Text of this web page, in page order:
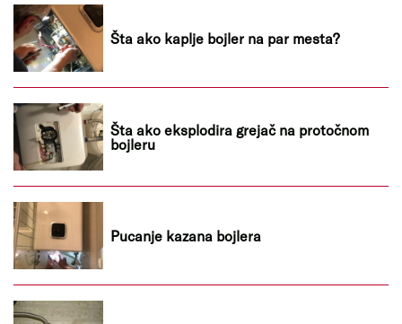
Šta ako kaplje bojler na par mesta?
Šta ako eksplodira grejač na protočnom
bojleru
Pucanje kazana bojlera